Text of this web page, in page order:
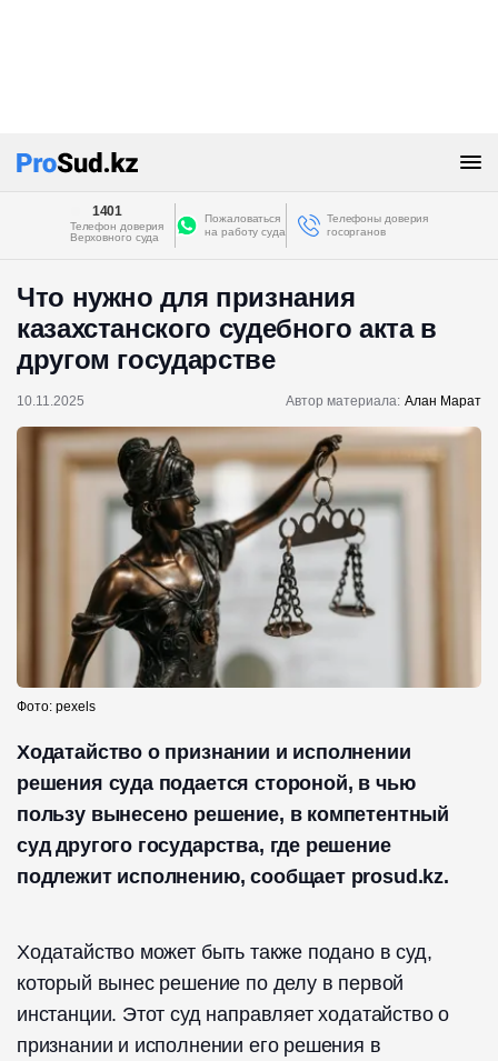
1401
Телефон доверия
Верховного суда
Пожаловаться
на работу суда
Телефоны доверия
госорганов
Что нужно для признания
казахстанского судебного акта в
другом государстве
10.11.2025 Автор материала: Алан Марат
Фото: pexels
Ходатайство о признании и исполнении
решения суда подается стороной, в чью
пользу вынесено решение, в компетентный
суд другого государства, где решение
подлежит исполнению, сообщает prosud.kz.
Ходатайство может быть также подано в суд,
который вынес решение по делу в первой
инстанции. Этот суд направляет ходатайство о
признании и исполнении его решения в